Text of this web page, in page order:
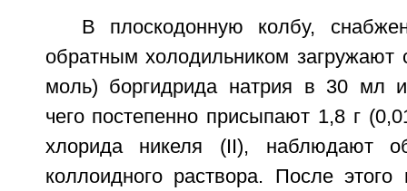
В плоскодонную колбу,
обратным холодильником загружают
моль) боргидрида натрия в 30 мл
чего постепенно присыпают 1,8 г
хлорида никеля (II), наблюдают
коллоидного раствора. После